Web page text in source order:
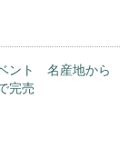
ント 名産地から
完売